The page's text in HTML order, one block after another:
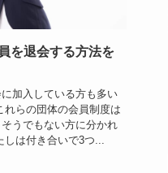
を退会する方法を
加入している方も多い
れらの団体の会員制度は
うでもない方に分かれ
しは付き合いで3つ...